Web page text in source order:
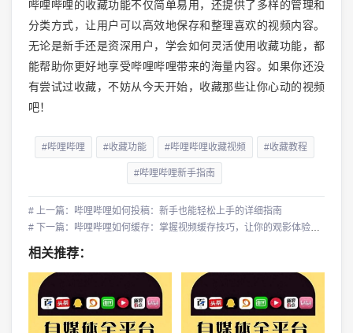
哔哩哔哩的收藏功能不仅简单易用，还提供了多样的管理和
分类方式，让用户可以高效地保存和整理喜欢的视频内容。
无论是新手还是资深用户，学会如何灵活使用收藏功能，都
能帮助你更好地享受哔哩哔哩带来的海量内容。如果你还没
有尝试过收藏，不妨从今天开始，收藏那些让你心动的视频
吧！
#哔哩哔哩 #收藏功能 #哔哩哔哩收藏视频 #收藏教程
#哔哩哔哩新手指南
# 上一篇：哔哩哔哩如何投稿：新手也能轻松上手的详细指南
# 下一篇：哔哩哔哩如何缓存：掌握视频缓存技巧，让你的观影体验更顺畅
相关推荐：